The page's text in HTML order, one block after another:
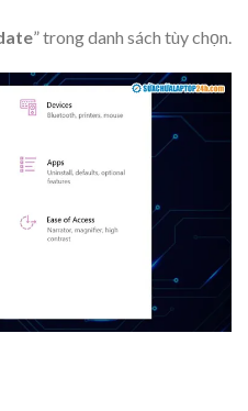
” trong danh sách tùy chọn.